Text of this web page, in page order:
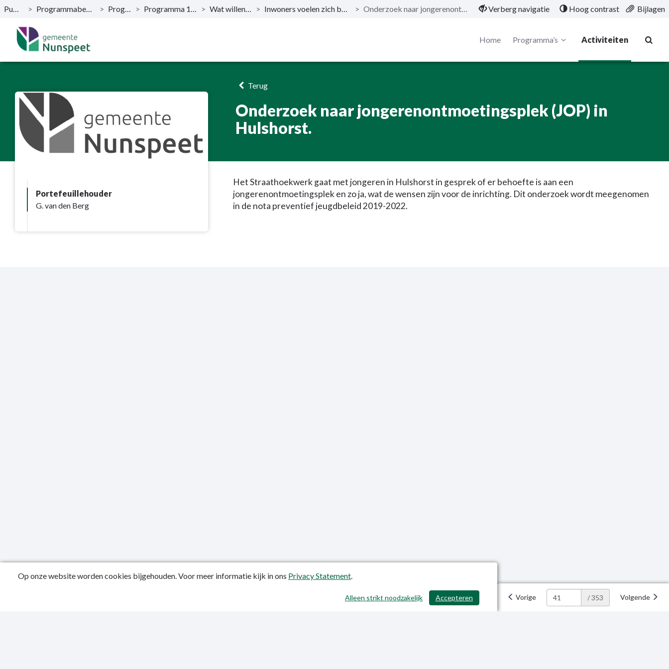
Naar hoofdinhoud
Publicaties > Programmabegroting 2019-2022 > Programma’s > Programma 1. Sociaal Domein > Wat willen we bereiken? > Inwoners voelen zich betrokken bij hun omgeving > Onderzoek naar jongerenontmoetingsplek (JOP) in Hulshorst. Verberg navigatie Hoog contrast Bijlagen
Home Programma’s Activiteiten
Terug
Onderzoek naar jongerenontmoetingsplek (JOP) in
Hulshorst.
Portefeuillehouder
G. van den Berg
Het Straathoekwerk gaat met jongeren in Hulshorst in gesprek of er behoefte is aan een
jongerenontmoetingsplek en zo ja, wat de wensen zijn voor de inrichting. Dit onderzoek wordt meegenomen
in de nota preventief jeugdbeleid 2019-2022.
Vorige / 353 Volgende
Op onze website worden cookies bijgehouden. Voor meer informatie kijk in ons Privacy Statement.
Accepteren
Alleen strikt noodzakelijk